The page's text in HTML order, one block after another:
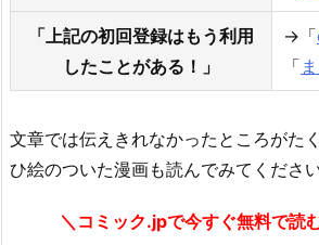
「上記の初回登録はもう利用
したことがある！」
→「
「
文章では伝えきれなかったところがた
ひ絵のついた漫画も読んでみてくださ
＼コミック.jpで今すぐ無料で読